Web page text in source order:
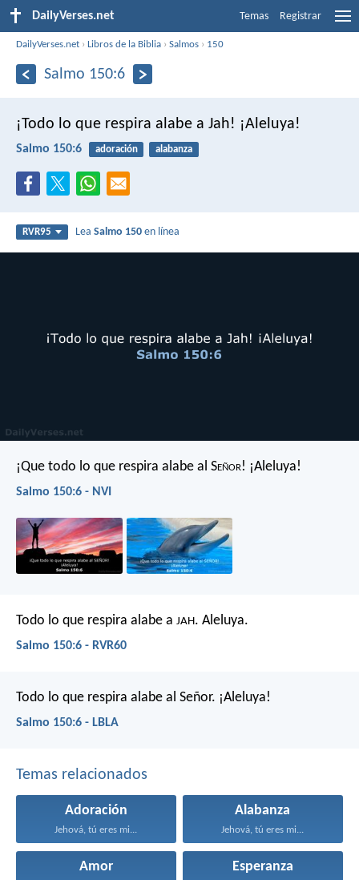
DailyVerses.net Temas Registrar
DailyVerses.net ›Libros de la Biblia ›Salmos › 150
Salmo 150:6
¡Todo lo que respira alabe a Jah! ¡Aleluya!
Salmo 150:6 adoración alabanza
RVR95 LeaSalmo 150 en línea
¡Que todo lo que respira alabe al Señor! ¡Aleluya!
Salmo 150:6 - NVI
Todo lo que respira alabe a JAH. Aleluya.
Salmo 150:6 - RVR60
Todo lo que respira alabe al Señor. ¡Aleluya!
Salmo 150:6 - LBLA
Temas relacionados
Adoración
Jehová, tú eres mi...
Alabanza
Jehová, tú eres mi...
Amor Esperanza